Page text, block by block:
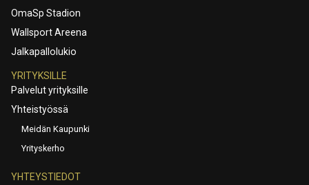
OmaSp Stadion
Wallsport Areena
Jalkapallolukio
YRITYKSILLE
Palvelut yrityksille
Yhteistyössä
Meidän Kaupunki
Yrityskerho
YHTEYSTIEDOT